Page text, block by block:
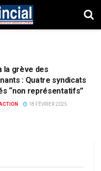
la grève des
: Quatre syndicats
“non représentatifs”
18 FÉVRIER 2025